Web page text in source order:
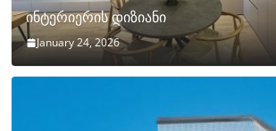
ინტერიერის დიზიანი
January 24, 2026